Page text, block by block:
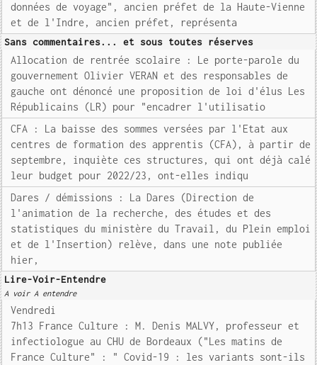
données de voyage", ancien préfet de la Haute-Vienne
et de l'Indre, ancien préfet, représenta
Sans commentaires... et sous toutes réserves
Allocation de rentrée scolaire : Le porte-parole du
gouvernement Olivier VERAN et des responsables de
gauche ont dénoncé une proposition de loi d'élus Les
Républicains (LR) pour "encadrer l'utilisatio
CFA : La baisse des sommes versées par l'Etat aux
centres de formation des apprentis (CFA), à partir de
septembre, inquiète ces structures, qui ont déjà calé
leur budget pour 2022/23, ont-elles indiqu
Dares / démissions : La Dares (Direction de
l'animation de la recherche, des études et des
statistiques du ministère du Travail, du Plein emploi
et de l'Insertion) relève, dans une note publiée
hier,
Lire-Voir-Entendre
A voir A entendre
Vendredi
7h13 France Culture : M. Denis MALVY, professeur et
infectiologue au CHU de Bordeaux ("Les matins de
France Culture" : " Covid-19 : les variants sont-ils